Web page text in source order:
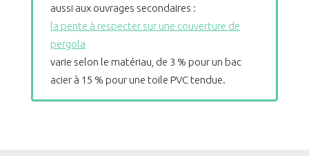
aussi aux ouvrages secondaires :
la pente à respecter sur une couverture de
pergola
varie selon le matériau, de 3 % pour un bac
acier à 15 % pour une toile PVC tendue.